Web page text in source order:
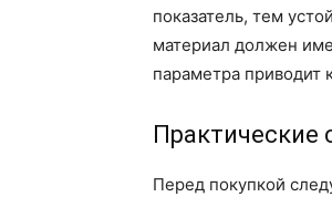
показатель, тем
материал должен
параметра
Практические
Перед покупкой